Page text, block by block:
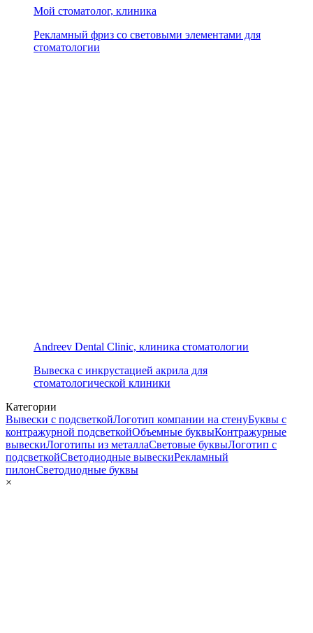
Мой стоматолог, клиника
Рекламный фриз со световыми элементами для
стоматологии
Andreev Dental Clinic, клиника стоматологии
Вывеска с инкрустацией акрила для
стоматологической клиники
Категории
Вывески с подсветкойЛоготип компании на стенуБуквы с
контражурной подсветкойОбъемные буквыКонтражурные
вывескиЛоготипы из металлаСветовые буквыЛоготип с
подсветкойСветодиодные вывескиРекламный
пилонСветодиодные буквы
×